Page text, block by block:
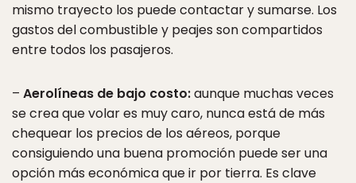
mismo trayecto los puede contactar y sumarse. Los
gastos del combustible y peajes son compartidos
entre todos los pasajeros.
– Aerolíneas de bajo costo:aunque muchas veces
se crea que volar es muy caro, nunca está de más
chequear los precios de los aéreos, porque
consiguiendo una buena promoción puede ser una
opción más económica que ir por tierra. Es clave